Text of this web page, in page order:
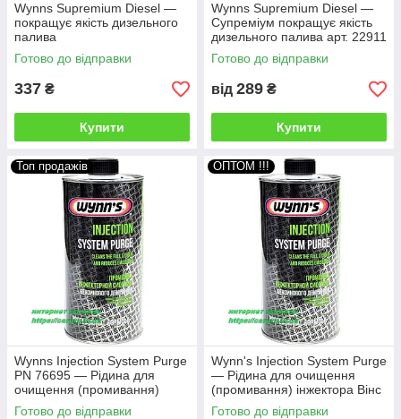
Wynns Supremium Diesel —
покращує якість дизельного
палива
Готово до відправки
337 ₴
Купити
Wynns Supremium Diesel —
Супреміум покращує якість
дизельного палива арт. 22911
Готово до відправки
від 289 ₴
Купити
Топ продажів
Wynns Injection System Purge
PN 76695 — Рідина для
очищення (промивання)
інжектора Вінс 1л
Готово до відправки
ОПТОМ !!!
Wynn's Injection System Purge
— Рідина для очищення
(промивання) інжектора Вінс
1 л PN 76695
Готово до відправки